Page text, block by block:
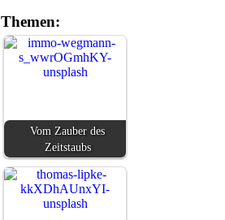
Vom Zauber des
Zeitstaubs